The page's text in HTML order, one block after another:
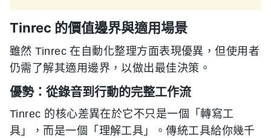
Tinrec 的價值邊界與適用場景
雖然 Tinrec 在自動化整理方面表現優異，但使用者
仍需了解其適用邊界，以做出最佳決策。
優勢：從錄音到行動的完整工作流
Tinrec 的核心差異在於它不只是一個「轉寫工
具」，而是一個「理解工具」。傳統工具給你幾千